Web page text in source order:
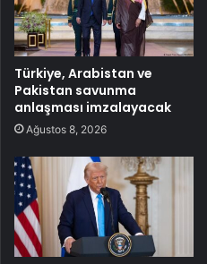
Türkiye, Arabistan ve
Pakistan savunma
anlaşması imzalayacak
Ağustos 8, 2026